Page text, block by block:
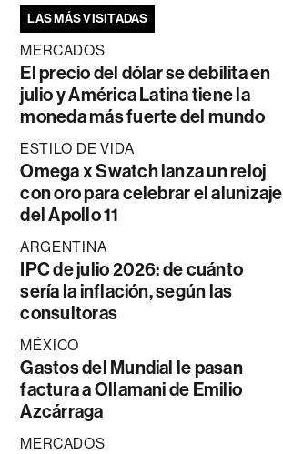
LAS MÁS VISITADAS
MERCADOS
El precio del dólar se debilita en
julio y América Latina tiene la
moneda más fuerte del mundo
ESTILO DE VIDA
Omega x Swatch lanza un reloj
con oro para celebrar el alunizaje
del Apollo 11
ARGENTINA
IPC de julio 2026: de cuánto
sería la inflación, según las
consultoras
MÉXICO
Gastos del Mundial le pasan
factura a Ollamani de Emilio
Azcárraga
MERCADOS